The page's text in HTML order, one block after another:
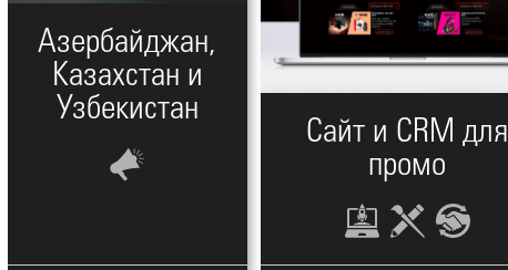
Азербайджан,
Казахстан и
Узбекистан
Cайт и CRM для
промо